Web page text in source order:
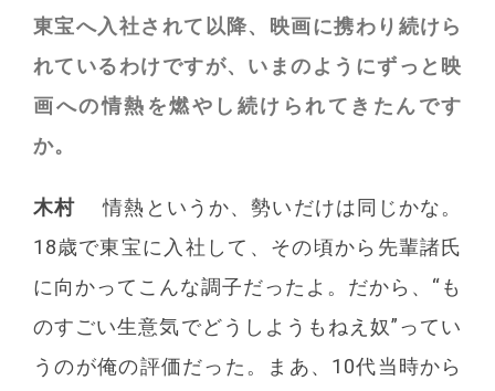
東宝へ入社されて以降、映画に携わり続けら
れているわけですが、いまのようにずっと映
画への情熱を燃やし続けられてきたんです
か。
木村
情熱というか、勢いだけは同じかな。
18歳で東宝に入社して、その頃から先輩諸氏
に向かってこんな調子だったよ。だから、“も
のすごい生意気でどうしようもねえ奴”ってい
うのが俺の評価だった。まあ、10代当時から